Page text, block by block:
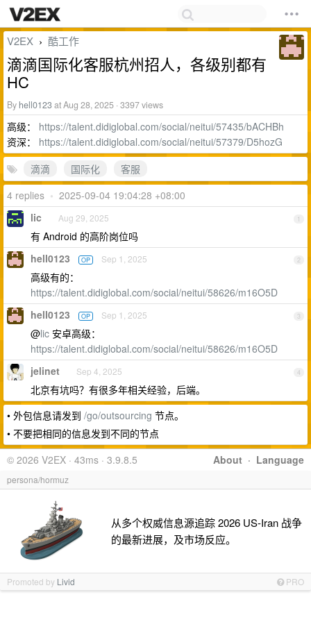
V2EX › 酷工作
滴滴国际化客服杭州招人，各级别都有
HC
By hell0123at Aug 28, 2025 · 3397 views
高级： https://talent.didiglobal.com/social/neitui/57435/bACHBh
资深： https://talent.didiglobal.com/social/neitui/57379/D5hozG
滴滴
国际化
客服
4 replies • 2025-09-04 19:04:28 +08:00
1
lic Aug 29, 2025
有 Android 的高阶岗位吗
2
hell0123 OP Sep 1, 2025
高级有的：
https://talent.didiglobal.com/social/neitui/58626/m16O5D
3
hell0123 OP Sep 1, 2025
@lic 安卓高级：
https://talent.didiglobal.com/social/neitui/58626/m16O5D
4
jelinet Sep 4, 2025
北京有坑吗？有很多年相关经验，后端。
• 外包信息请发到 /go/outsourcing 节点。
• 不要把相同的信息发到不同的节点
About · Language
© 2026 V2EX · 43ms · 3.9.8.5
persona/hormuz
从多个权威信息源追踪 2026 US-Iran 战争
的最新进展，及市场反应。
Promoted by Livid PRO